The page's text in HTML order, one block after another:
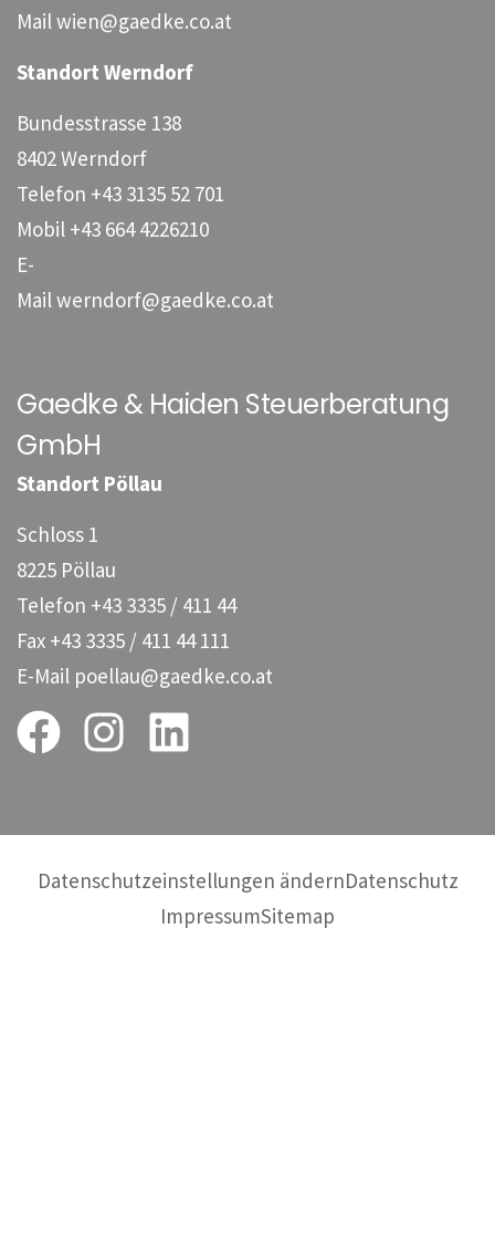
Mail wien@gaedke.co.at
Standort Werndorf
Bundesstrasse 138
8402 Werndorf
Telefon +43 3135 52 701
Mobil +43 664 4226210
E-
Mailwerndorf@gaedke.co.at
Gaedke & Haiden Steuerberatung
GmbH
Standort Pöllau
Schloss 1
8225 Pöllau
Telefon +43 3335 / 411 44
Fax +43 3335 / 411 44 111
E-Mail poellau@gaedke.co.at
Datenschutzeinstellungen ändernDatenschutz
ImpressumSitemap